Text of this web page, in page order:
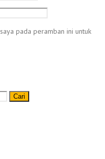
pada peramban ini untuk